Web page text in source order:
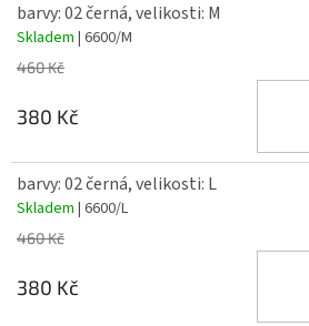
barvy: 02 černá, velikosti: M
Skladem | 6600/M
460 Kč
380 Kč
barvy: 02 černá, velikosti: L
Skladem | 6600/L
460 Kč
380 Kč